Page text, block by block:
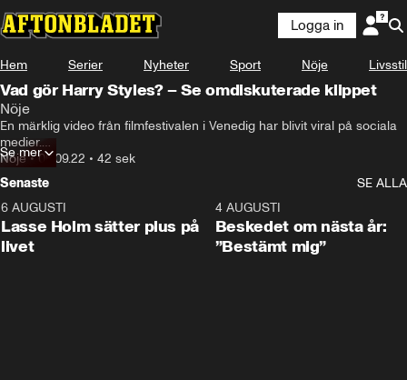
Logga in
Hem Serier Nyheter Sport Nöje Livsstil
Vad gör Harry Styles? – Se omdiskuterade klippet
Nöje
En märklig video från filmfestivalen i Venedig har blivit viral på sociala
medier.
Harry Styles ser ut att spotta skådespelarkollegan Chris Pine i knäet
under premiären av ”Don’t worry darling”.
Nöje•06.09.22 • 42 sek
Se mer
Senaste
SE ALLA
6 AUGUSTI
Lasse Holm sätter plus på
livet
4 AUGUSTI
Beskedet om nästa år:
”Bestämt mig”